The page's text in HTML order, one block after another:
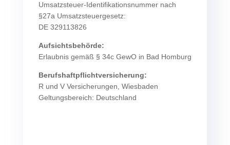
Umsatzsteuer-Identifikationsnummer nach
§27a Umsatzsteuergesetz:
DE 329113826
Aufsichtsbehörde:
Erlaubnis gemäß § 34c GewO in Bad Homburg
Berufshaftpflichtversicherung:
R und V Versicherungen, Wiesbaden
Geltungsbereich: Deutschland